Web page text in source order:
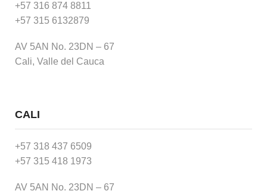
+57 316 874 8811
+57 315 6132879
AV 5AN No. 23DN – 67
Cali, Valle del Cauca
CALI
+57 318 437 6509
+57 315 418 1973
AV 5AN No. 23DN – 67